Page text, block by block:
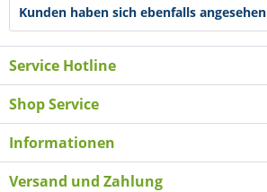
Kunden haben sich ebenfalls angesehen
Service Hotline
Shop Service
Informationen
Versand und Zahlung